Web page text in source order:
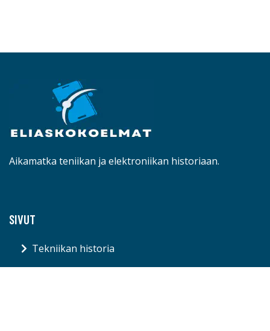
Aikamatka teniikan ja elektroniikan historiaan.
SIVUT
Tekniikan historia